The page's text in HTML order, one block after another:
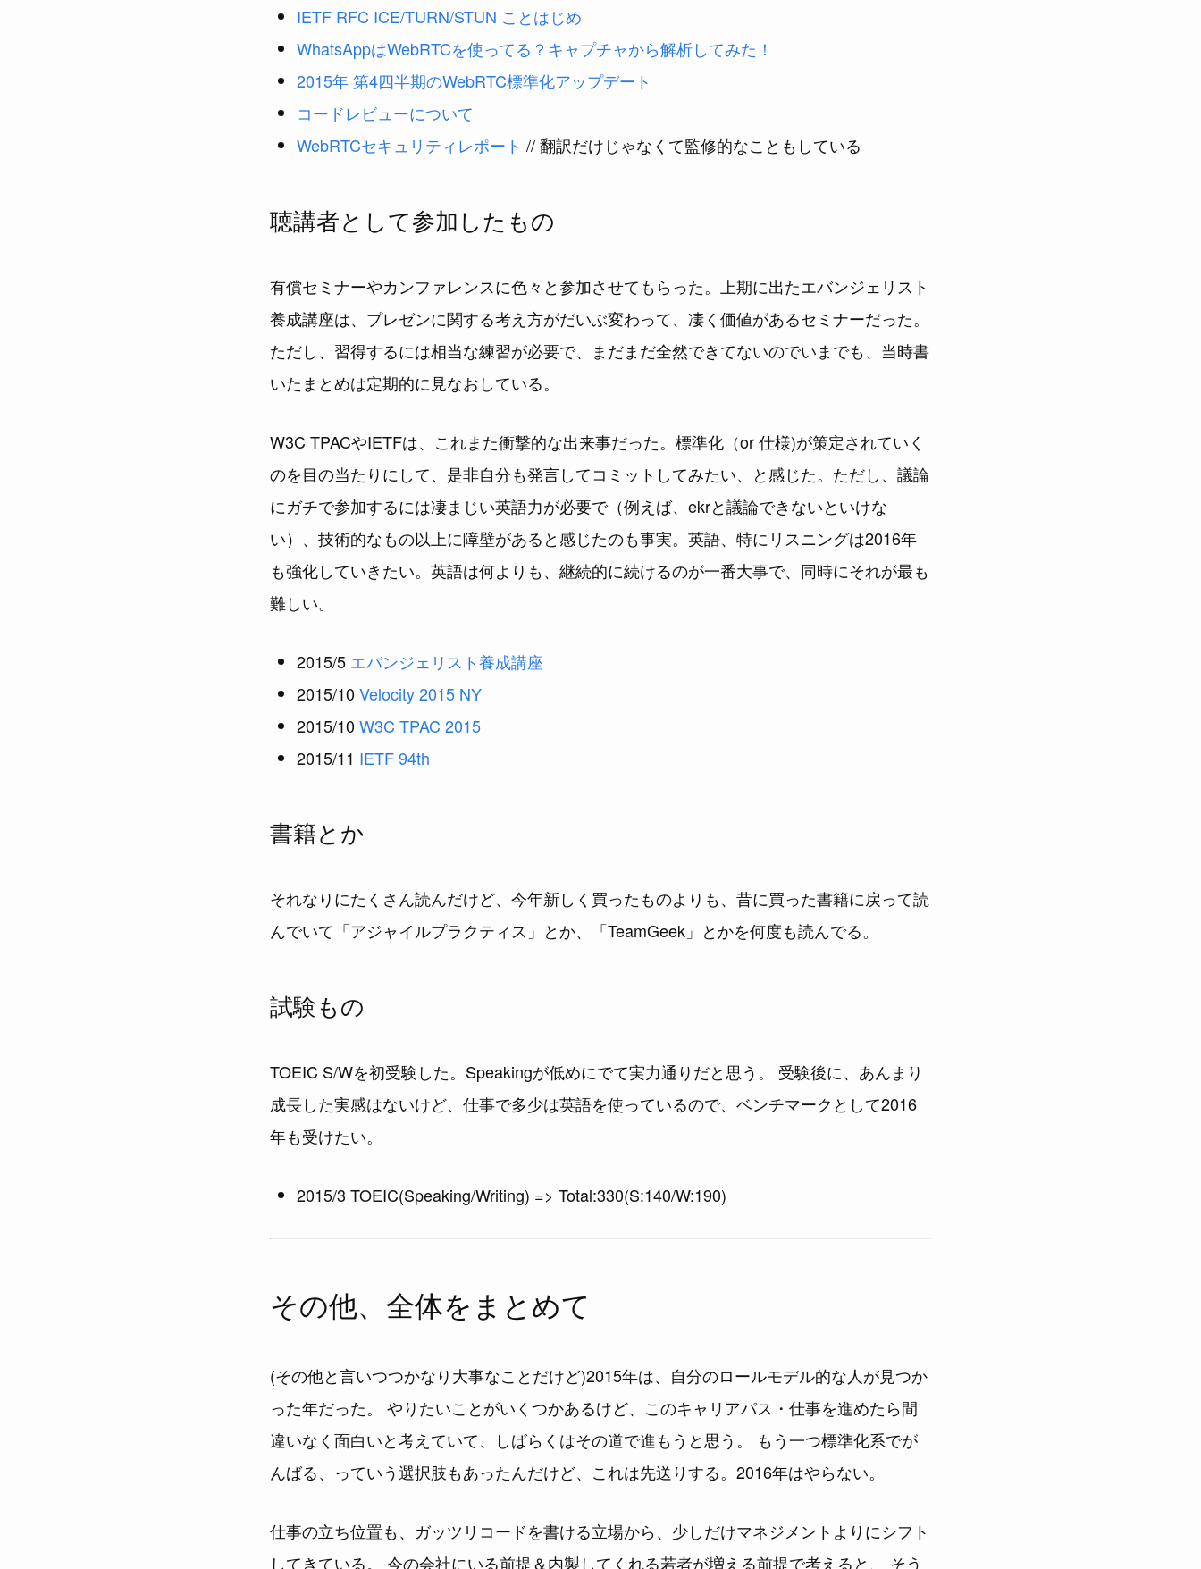
IETF RFC ICE/TURN/STUN ことはじめ
WhatsAppはWebRTCを使ってる？キャプチャから解析してみた！
2015年 第4四半期のWebRTC標準化アップデート
コードレビューについて
WebRTCセキュリティレポート // 翻訳だけじゃなくて監修的なこともしている
聴講者として参加したもの
有償セミナーやカンファレンスに色々と参加させてもらった。上期に出たエバンジェリスト
養成講座は、プレゼンに関する考え方がだいぶ変わって、凄く価値があるセミナーだった。
ただし、習得するには相当な練習が必要で、まだまだ全然できてないのでいまでも、当時書
いたまとめは定期的に見なおしている。
W3C TPACやIETFは、これまた衝撃的な出来事だった。標準化（or 仕様)が策定されていく
のを目の当たりにして、是非自分も発言してコミットしてみたい、と感じた。ただし、議論
にガチで参加するには凄まじい英語力が必要で（例えば、ekrと議論できないといけな
い）、技術的なもの以上に障壁があると感じたのも事実。英語、特にリスニングは2016年
も強化していきたい。英語は何よりも、継続的に続けるのが一番大事で、同時にそれが最も
難しい。
2015/5 エバンジェリスト養成講座
2015/10Velocity 2015 NY
2015/10W3C TPAC 2015
2015/11 IETF 94th
書籍とか
それなりにたくさん読んだけど、今年新しく買ったものよりも、昔に買った書籍に戻って読
んでいて「アジャイルプラクティス」とか、「TeamGeek」とかを何度も読んでる。
試験もの
TOEIC S/Wを初受験した。Speakingが低めにでて実力通りだと思う。 受験後に、あんまり
成長した実感はないけど、仕事で多少は英語を使っているので、ベンチマークとして2016
年も受けたい。
2015/3 TOEIC(Speaking/Writing) => Total:330(S:140/W:190)
その他、全体をまとめて
(その他と言いつつかなり大事なことだけど)2015年は、自分のロールモデル的な人が見つか
った年だった。 やりたいことがいくつかあるけど、このキャリアパス・仕事を進めたら間
違いなく面白いと考えていて、しばらくはその道で進もうと思う。 もう一つ標準化系でが
んばる、っていう選択肢もあったんだけど、これは先送りする。2016年はやらない。
仕事の立ち位置も、ガッツリコードを書ける立場から、少しだけマネジメントよりにシフト
してきている。 今の会社にいる前提＆内製してくれる若者が増える前提で考えると、 そう